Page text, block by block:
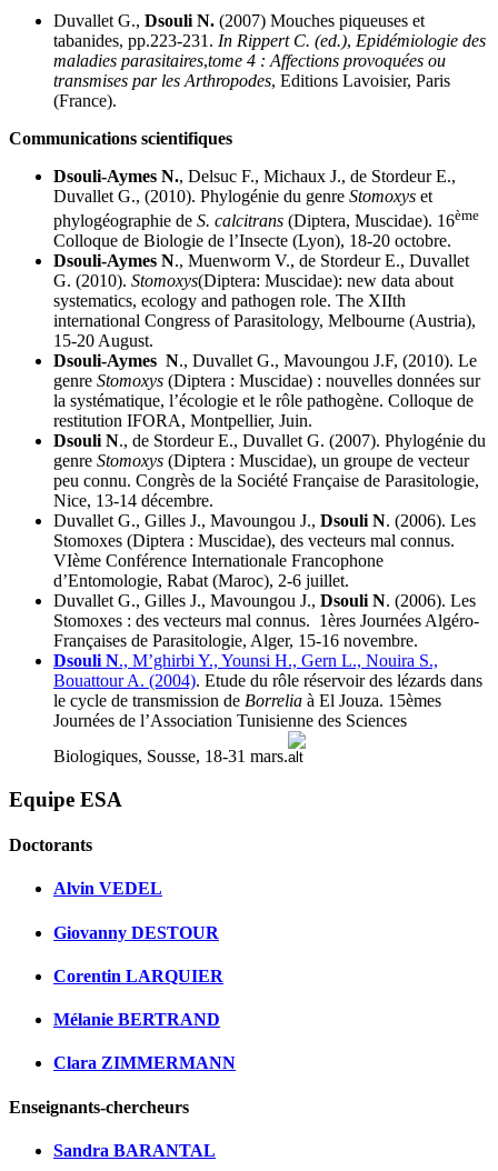
Duvallet G., Dsouli N. (2007) Mouches piqueuses et
tabanides, pp.223-231. In Rippert C. (ed.), Epidémiologie des
maladies parasitaires,tome 4 : Affections provoquées ou
transmises par les Arthropodes, Editions Lavoisier, Paris
(France).
Communications scientifiques
Dsouli-Aymes N., Delsuc F., Michaux J., de Stordeur E.,
Duvallet G., (2010). Phylogénie du genre Stomoxys et
phylogéographie de S. calcitrans (Diptera, Muscidae). 16ème
Colloque de Biologie de l’Insecte (Lyon), 18-20 octobre.
Dsouli-Aymes N., Muenworm V., de Stordeur E., Duvallet
G. (2010). Stomoxys(Diptera: Muscidae): new data about
systematics, ecology and pathogen role. The XIIth
international Congress of Parasitology, Melbourne (Austria),
15-20 August.
Dsouli-Aymes N., Duvallet G., Mavoungou J.F, (2010). Le
genre Stomoxys (Diptera : Muscidae) : nouvelles données sur
la systématique, l’écologie et le rôle pathogène. Colloque de
restitution IFORA, Montpellier, Juin.
Dsouli N., de Stordeur E., Duvallet G. (2007). Phylogénie du
genre Stomoxys (Diptera : Muscidae), un groupe de vecteur
peu connu. Congrès de la Société Française de Parasitologie,
Nice, 13-14 décembre.
Duvallet G., Gilles J., Mavoungou J., Dsouli N. (2006). Les
Stomoxes (Diptera : Muscidae), des vecteurs mal connus.
VIème Conférence Internationale Francophone
d’Entomologie, Rabat (Maroc), 2-6 juillet.
Duvallet G., Gilles J., Mavoungou J., Dsouli N. (2006). Les
Stomoxes : des vecteurs mal connus. 1ères Journées Algéro-
Françaises de Parasitologie, Alger, 15-16 novembre.
Dsouli N., M’ghirbi Y., Younsi H., Gern L., Nouira S.,
Bouattour A. (2004). Etude du rôle réservoir des lézards dans
le cycle de transmission de Borrelia à El Jouza. 15èmes
Journées de l’Association Tunisienne des Sciences
Biologiques, Sousse, 18-31 mars.
Equipe ESA
Doctorants
Alvin VEDEL
Giovanny DESTOUR
Corentin LARQUIER
Mélanie BERTRAND
Clara ZIMMERMANN
Enseignants-chercheurs
Sandra BARANTAL